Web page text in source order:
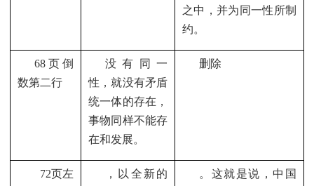
之中，并为同一性所制
约。
68 页倒
数第二行
没有同一
性，就没有矛盾
统一体的存在，
事物同样不能存
在和发展。
删除
72页左
，以全新的
。这就是说，中国